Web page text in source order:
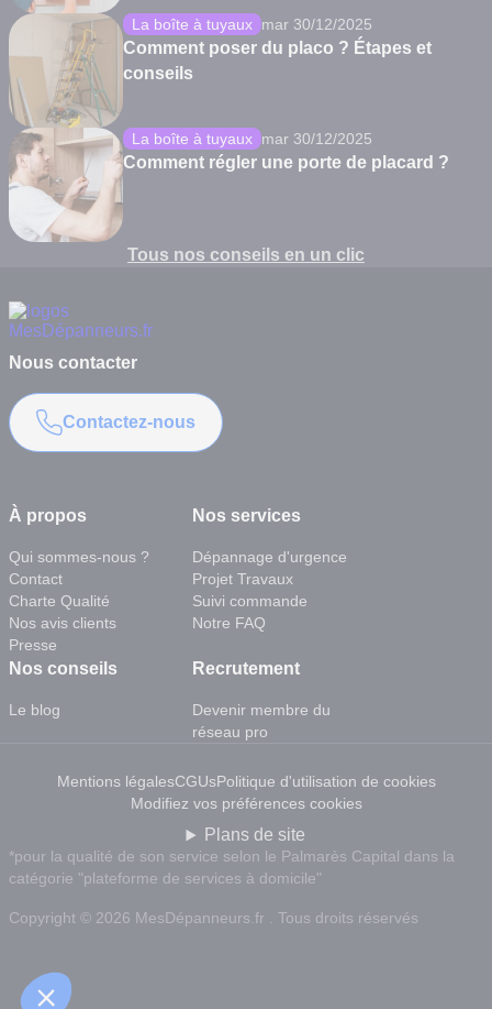
La boîte à tuyaux mar 30/12/2025
Comment poser du placo ? Étapes et
conseils
La boîte à tuyaux mar 30/12/2025
Comment régler une porte de placard ?
Tous nos conseils en un clic
À propos
Qui sommes-nous ?
Contact
Charte Qualité
Nos avis clients
Presse
Nos services
Dépannage d'urgence
Projet Travaux
Suivi commande
Notre FAQ
Nos conseils
Le blog
Recrutement
Devenir membre du
réseau pro
Nous contacter
Contactez-nous
*pour la qualité de son service selon le Palmarès Capital dans la
catégorie "plateforme de services à domicile"
Copyright © 2026 MesDépanneurs.fr . Tous droits réservés
Mentions légalesCGUsPolitique d'utilisation de cookies
Modifiez vos préférences cookies
Plans de site